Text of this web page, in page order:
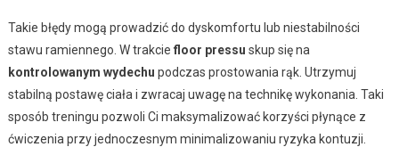
Takie błędy mogą prowadzić do dyskomfortu lub niestabilności
stawu ramiennego. W trakcie floor pressu skup się na
kontrolowanym wydechu podczas prostowania rąk. Utrzymuj
stabilną postawę ciała i zwracaj uwagę na technikę wykonania. Taki
sposób treningu pozwoli Ci maksymalizować korzyści płynące z
ćwiczenia przy jednoczesnym minimalizowaniu ryzyka kontuzji.